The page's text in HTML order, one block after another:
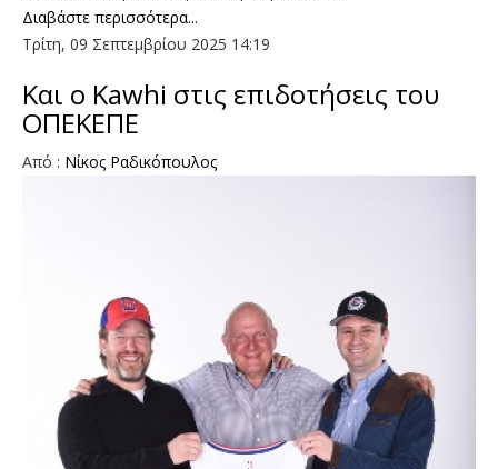
Διαβάστε περισσότερα...
Τρίτη, 09 Σεπτεμβρίου 2025 14:19
Και ο Kawhi στις επιδοτήσεις του
ΟΠΕΚΕΠΕ
Από : Νίκος Ραδικόπουλος